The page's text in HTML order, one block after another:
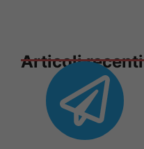
Articoli recenti